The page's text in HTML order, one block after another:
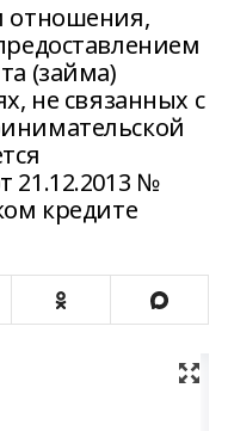
отношения,
(займа)
не связанных с
21.12.2013 №
кредите